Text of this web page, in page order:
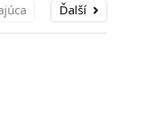
Ďalší